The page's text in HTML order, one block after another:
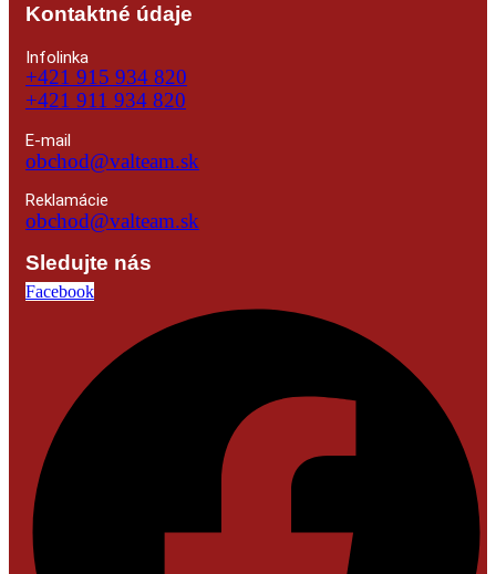
Kontaktné údaje
Infolinka
+421 915 934 820
+421 911 934 820
E-mail
obchod@valteam.sk
Reklamácie
obchod@valteam.sk
Sledujte nás
Facebook